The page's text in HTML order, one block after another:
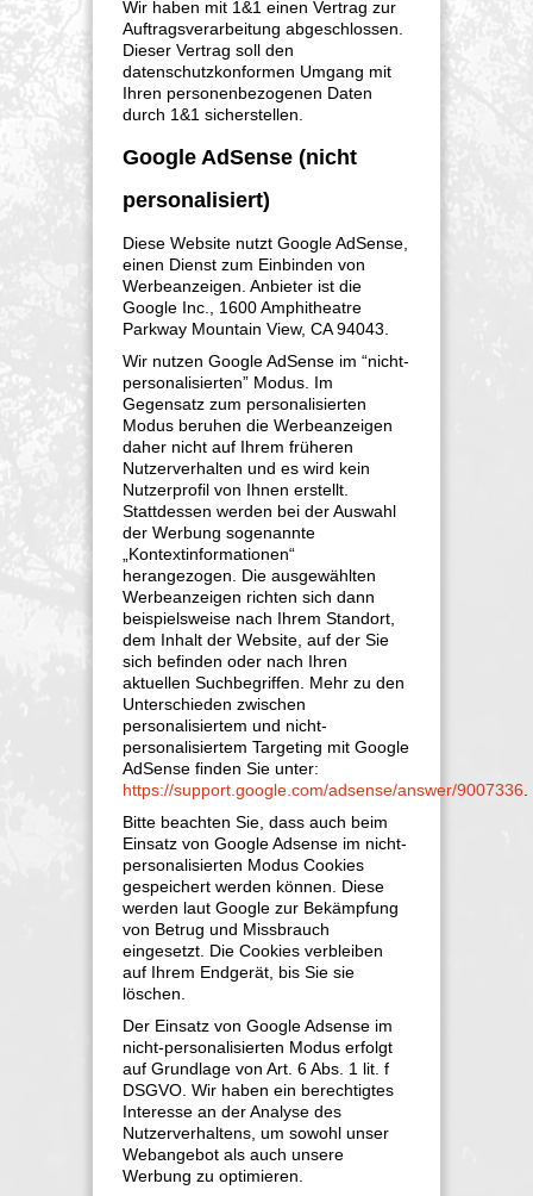
Wir haben mit 1&1 einen Vertrag zur
Auftragsverarbeitung abgeschlossen.
Dieser Vertrag soll den
datenschutzkonformen Umgang mit
Ihren personenbezogenen Daten
durch 1&1 sicherstellen.
Google AdSense (nicht
personalisiert)
Diese Website nutzt Google AdSense,
einen Dienst zum Einbinden von
Werbeanzeigen. Anbieter ist die
Google Inc., 1600 Amphitheatre
Parkway Mountain View, CA 94043.
Wir nutzen Google AdSense im “nicht-
personalisierten” Modus. Im
Gegensatz zum personalisierten
Modus beruhen die Werbeanzeigen
daher nicht auf Ihrem früheren
Nutzerverhalten und es wird kein
Nutzerprofil von Ihnen erstellt.
Stattdessen werden bei der Auswahl
der Werbung sogenannte
„Kontextinformationen“
herangezogen. Die ausgewählten
Werbeanzeigen richten sich dann
beispielsweise nach Ihrem Standort,
dem Inhalt der Website, auf der Sie
sich befinden oder nach Ihren
aktuellen Suchbegriffen. Mehr zu den
Unterschieden zwischen
personalisiertem und nicht-
personalisiertem Targeting mit Google
AdSense finden Sie unter:
https://support.google.com/adsense/answer/9007336
Bitte beachten Sie, dass auch beim
Einsatz von Google Adsense im nicht-
personalisierten Modus Cookies
gespeichert werden können. Diese
werden laut Google zur Bekämpfung
von Betrug und Missbrauch
eingesetzt. Die Cookies verbleiben
auf Ihrem Endgerät, bis Sie sie
löschen.
Der Einsatz von Google Adsense im
nicht-personalisierten Modus erfolgt
auf Grundlage von Art. 6 Abs. 1 lit. f
DSGVO. Wir haben ein berechtigtes
Interesse an der Analyse des
Nutzerverhaltens, um sowohl unser
Webangebot als auch unsere
Werbung zu optimieren.